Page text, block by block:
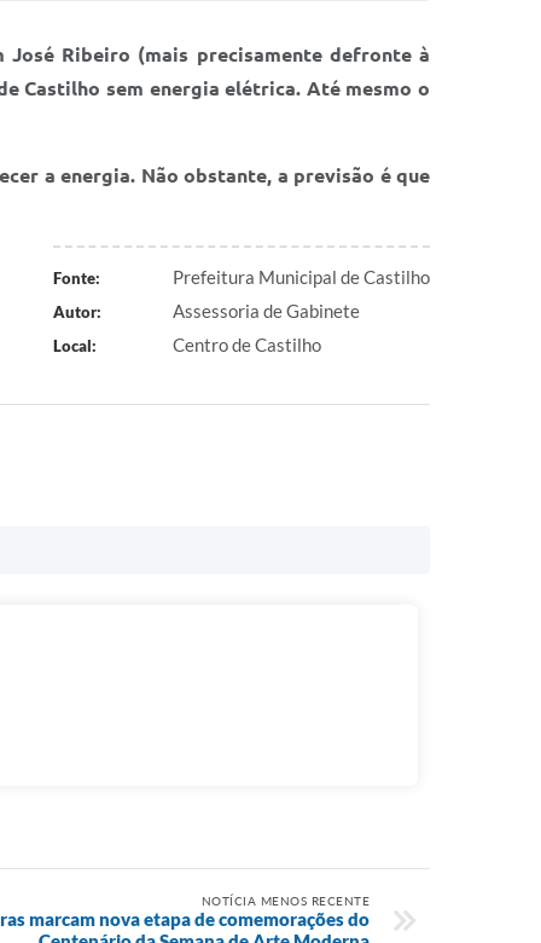
Ribeiro (mais precisamente defronte à
Castilho sem energia elétrica. Até mesmo o
a energia. Não obstante, a previsão é que
Fonte: Prefeitura Municipal de Castilho
Autor: Assessoria de Gabinete
Local: Centro de Castilho
NOTÍCIA MENOS RECENTE
marcam nova etapa de comemorações do